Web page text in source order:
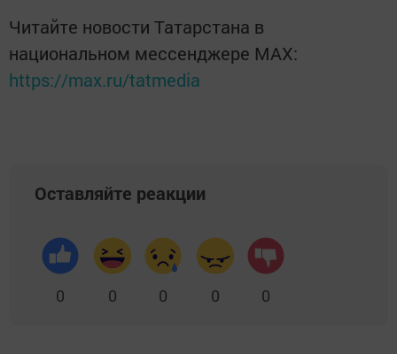
Читайте новости Татарстана в
национальном мессенджере MАХ:
https://max.ru/tatmedia
Оставляйте реакции
0 0 0 0 0